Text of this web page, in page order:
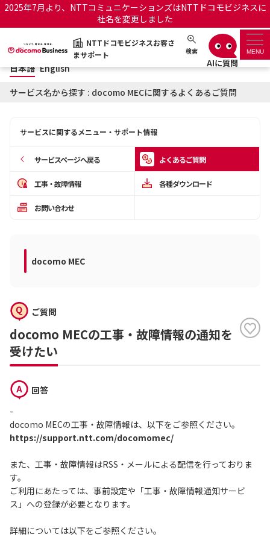
2025年7月より、NTTコミュニケーションズはNTTドコモビジネスに
社名を変更しました
NTTドコモビジネスお客さ
まサポート
検索 MENU
NTTドコモビジネスお客さまサポート 日本語 English
サポートトップ
お知らせ サポートサイトの使い方
OCNのお客さまはこちら
日本語 English
サービス名から探す : docomo MECに関するよくあるご質問
サービスに関するメニュー・サポート情報
サービスページへ戻る よくあるご質問
工事・故障情報 各種ダウンロード
お問い合わせ
docomo MEC
ご質問
docomo MECの工事・故障情報の通知を
受けたい
回答
-
docomo MECの工事・故障情報は、以下をご参照ください。
https://support.ntt.com/docomomec/
また、工事・故障情報はRSS・メールによる配信を行っておりま
す。
ご利用にあたっては、事前設定や「工事・故障情報通知サービ
ス」への登録が必要となります。
詳細については以下をご参照ください。